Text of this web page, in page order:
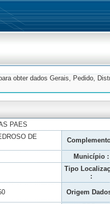
obter dados Gerais, Pedido,
PAES
DE
Município :
Tipo
:
Origem